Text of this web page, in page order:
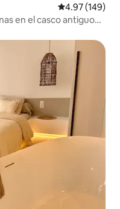
Calificación
4.97 (149)
en el casco antiguo